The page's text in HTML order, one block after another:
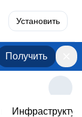
Установить
Получить